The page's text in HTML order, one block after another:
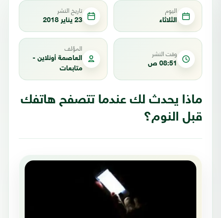
اليوم
الثلاثاء
تاريخ النشر
23 يناير 2018
وقت النشر
08:51 ص
المؤلف
العاصمة أونلاين -
متابعات
ماذا يحدث لك عندما تتصفح هاتفك
قبل النوم؟